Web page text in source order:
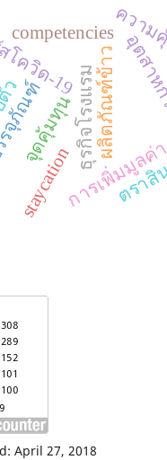
ควิด-19 ผลิตภัณฑ์ข้าว
การเพิ่มมูล
ณฑ์ ตรา
อุตส
ธุรกิจโรงแรม
วจุดคุ้มทุน
ควา
competencies
staycation
April 27, 2018